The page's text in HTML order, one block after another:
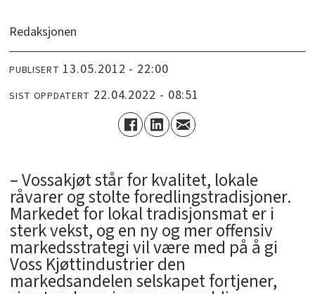
Redaksjonen
PUBLISERT 13.05.2012 - 22:00
SIST OPPDATERT 22.04.2022 - 08:51
– Vossakjøt står for kvalitet, lokale
råvarer og stolte foredlingstradisjoner.
Markedet for lokal tradisjonsmat er i
sterk vekst, og en ny og mer offensiv
markedsstrategi vil være med på å gi
Voss Kjøttindustrier den
markedsandelen selskapet fortjener,